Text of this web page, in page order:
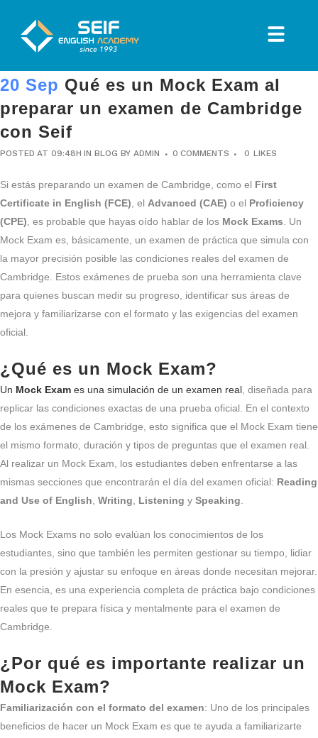
20 Sep Qué es un Mock Exam al
preparar un examen de Cambridge
con Seif
POSTED AT 09:48H INBLOG BYADMIN 0 COMMENTS 0 LIKES
Si estás preparando un examen de Cambridge, como el First
Certificate in English (FCE) , el Advanced (CAE) o el Proficiency
(CPE) , es probable que hayas oído hablar de los Mock Exams . Un
Mock Exam es, básicamente, un examen de práctica que simula con
la mayor precisión posible las condiciones reales del examen de
Cambridge. Estos exámenes de prueba son una herramienta clave
para quienes buscan medir su progreso, identificar sus áreas de
mejora y familiarizarse con el formato y las exigencias del examen
oficial.
¿Qué es un Mock Exam?
Un Mock Exam es una simulación de un examen real , diseñada para
replicar las condiciones exactas de una prueba oficial. En el contexto
de los exámenes de Cambridge, esto significa que el Mock Exam tiene
el mismo formato, duración y tipos de preguntas que el examen real.
Al realizar un Mock Exam, los estudiantes deben enfrentarse a las
mismas secciones que encontrarán el día del examen oficial: Reading
and Use of English Writing Listening y Speaking
Los Mock Exams no solo evalúan los conocimientos de los
estudiantes, sino que también les permiten gestionar su tiempo, lidiar
con la presión y ajustar su enfoque en áreas donde necesitan mejorar.
En esencia, es una experiencia completa de práctica bajo condiciones
reales que te prepara física y mentalmente para el examen de
Cambridge.
¿Por qué es importante realizar un
Mock Exam?
Familiarización con el formato del examen: Uno de los principales
beneficios de hacer un Mock Exam es que te ayuda a familiarizarte